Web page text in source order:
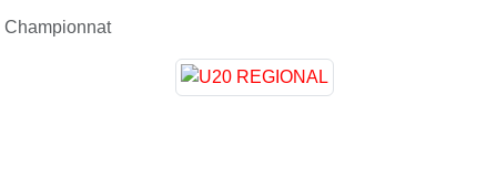
Championnat